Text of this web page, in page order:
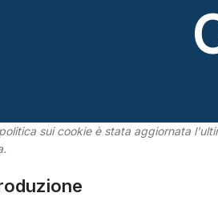
sui cookie è stata aggiornata